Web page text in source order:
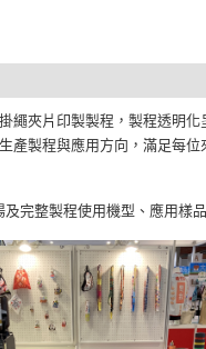
繩夾片印製製程，製程透明
產製程與應用方向，滿足每位
完整製程使用機型、應用樣